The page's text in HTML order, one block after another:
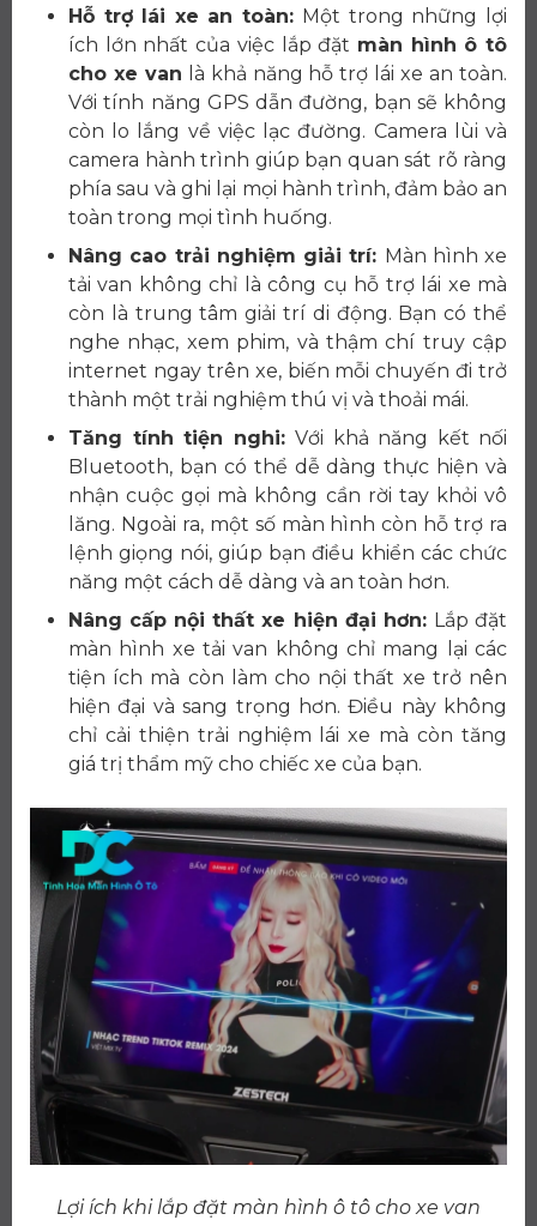
Hỗ trợ lái xe an toàn: Một trong những lợi
ích lớn nhất của việc lắp đặt màn hình ô tô
cho xe van là khả năng hỗ trợ lái xe an toàn.
Với tính năng GPS dẫn đường, bạn sẽ không
còn lo lắng về việc lạc đường. Camera lùi và
camera hành trình giúp bạn quan sát rõ ràng
phía sau và ghi lại mọi hành trình, đảm bảo an
toàn trong mọi tình huống.
Nâng cao trải nghiệm giải trí: Màn hình xe
tải van không chỉ là công cụ hỗ trợ lái xe mà
còn là trung tâm giải trí di động. Bạn có thể
nghe nhạc, xem phim, và thậm chí truy cập
internet ngay trên xe, biến mỗi chuyến đi trở
thành một trải nghiệm thú vị và thoải mái.
Tăng tính tiện nghi: Với khả năng kết nối
Bluetooth, bạn có thể dễ dàng thực hiện và
nhận cuộc gọi mà không cần rời tay khỏi vô
lăng. Ngoài ra, một số màn hình còn hỗ trợ ra
lệnh giọng nói, giúp bạn điều khiển các chức
năng một cách dễ dàng và an toàn hơn.
Nâng cấp nội thất xe hiện đại hơn: Lắp đặt
màn hình xe tải van không chỉ mang lại các
tiện ích mà còn làm cho nội thất xe trở nên
hiện đại và sang trọng hơn. Điều này không
chỉ cải thiện trải nghiệm lái xe mà còn tăng
giá trị thẩm mỹ cho chiếc xe của bạn.
Lợi ích khi lắp đặt màn hình ô tô cho xe van